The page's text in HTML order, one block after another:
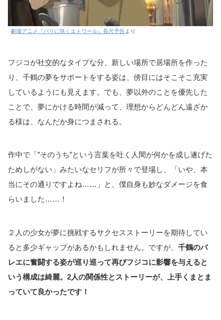
劇場アニメ『パリに咲くエトワール』長尺予告より
フジコが社交的なタイプな分、新しい場所で居場所を作った
り、千鶴の夢をサポートをする姿は、傍目にはそこそこ充実
しているようにも見えます。でも、夢以外のことを優先した
ことで、夢にかける時間が減って、理想からどんどん遠ざか
る様は、なんだか身につまされる。
作中で「”そのうち”という言葉を吐く人間が何かを成し遂げた
ためしがない」みたいなセリフが所々で登場し、「いや、本
当にその通りですよね……」と、僕自身も妙なダメージを食
らいました……！
２人の少女が夢に挑戦するサクセスストーリーを期待してい
ると多少ギャップがあるかもしれません。ですが、 千鶴のバ
レエに奮闘する姿が巡り巡って再びフジコに影響を与えると
いう構成は綺麗。2人の関係性とストーリーが、上手くまとま
っていて良かったです！